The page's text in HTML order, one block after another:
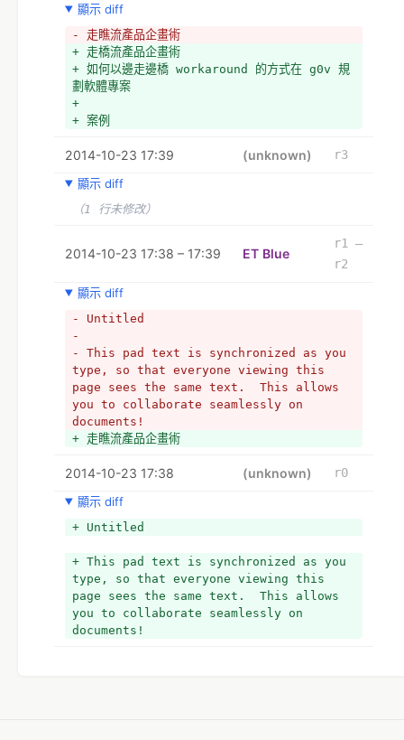
顯示 diff
- 走瞧流產品企畫術
+ 走橋流產品企畫術
+ 如何以邊走邊橋 workaround 的方式在 g0v 規
劃軟體專案
+
+ 案例
2014-10-23 17:39 (unknown)
r3
顯示 diff
（1 行未修改）
2014-10-23 17:38 – 17:39 ET Blue
r1 –
r2
顯示 diff
- Untitled
-
- This pad text is synchronized as you
type, so that everyone viewing this
page sees the same text.  This allows
you to collaborate seamlessly on
documents!
+ 走瞧流產品企畫術
2014-10-23 17:38 (unknown)
r0
顯示 diff
+ Untitled
+ This pad text is synchronized as you
type, so that everyone viewing this
page sees the same text.  This allows
you to collaborate seamlessly on
documents!